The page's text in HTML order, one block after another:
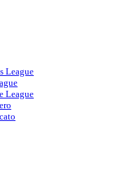
League
League